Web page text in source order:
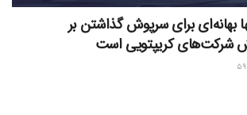
برای سرپوش گذاشتن بر
شرکت‌های کریپتویی است